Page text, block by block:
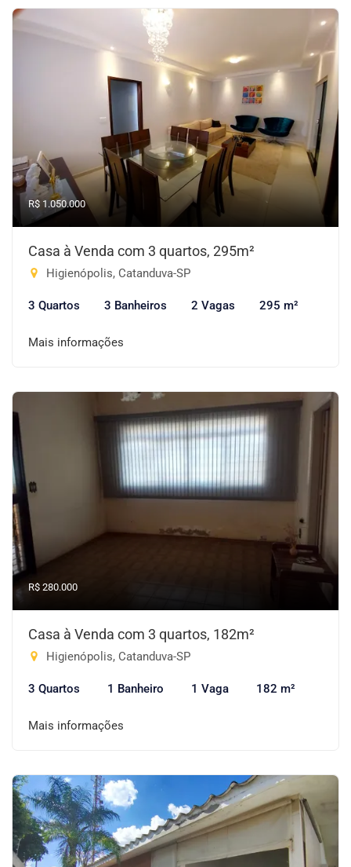
R$ 1.050.000
Casa à Venda com 3 quartos, 295m²
Higienópolis, Catanduva-SP
3 Quartos 3 Banheiros 2 Vagas 295 m²
Mais informações
R$ 280.000
Casa à Venda com 3 quartos, 182m²
Higienópolis, Catanduva-SP
3 Quartos 1 Banheiro 1 Vaga 182 m²
Mais informações